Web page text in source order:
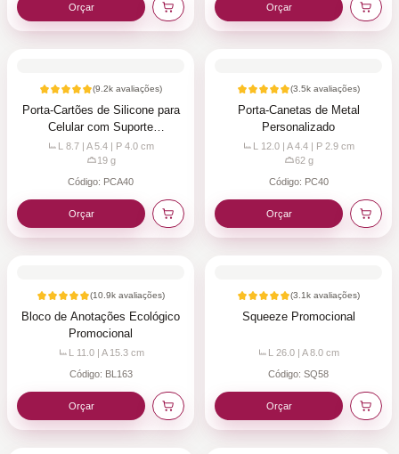
Orçar Orçar
(9.2k avaliações)
Porta-Cartões de Silicone para
Celular com Suporte
Personalizado
L 8.7 | A 5.4 | P 4.0 cm
19g
Código: PCA40
Orçar
(3.5k avaliações)
Porta-Canetas de Metal
Personalizado
L 12.0 | A 4.4 | P 2.9 cm
62g
Código: PC40
Orçar
(10.9k avaliações)
Bloco de Anotações Ecológico
Promocional
L 11.0 | A 15.3cm
Código: BL163
Orçar
(3.1k avaliações)
Squeeze Promocional
L 26.0 | A 8.0 cm
Código: SQ58
Orçar